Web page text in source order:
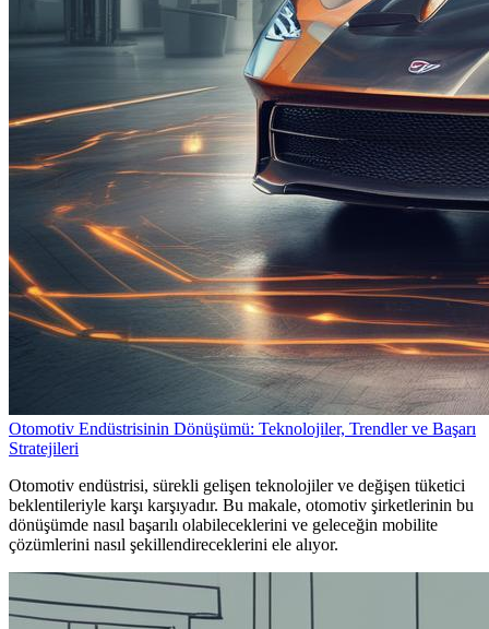
Otomotiv Endüstrisinin Dönüşümü: Teknolojiler, Trendler ve Başarı
Stratejileri
Otomotiv endüstrisi, sürekli gelişen teknolojiler ve değişen tüketici
beklentileriyle karşı karşıyadır. Bu makale, otomotiv şirketlerinin bu
dönüşümde nasıl başarılı olabileceklerini ve geleceğin mobilite
çözümlerini nasıl şekillendireceklerini ele alıyor.